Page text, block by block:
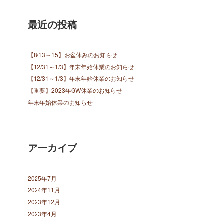
最近の投稿
【8/13～15】お盆休みのお知らせ
【12/31～1/3】年末年始休業のお知らせ
【12/31～1/3】年末年始休業のお知らせ
【重要】2023年GW休業のお知らせ
年末年始休業のお知らせ
アーカイブ
2025年7月
2024年11月
2023年12月
2023年4月